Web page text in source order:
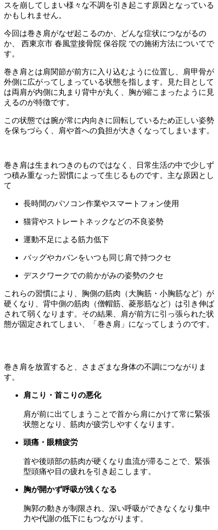
スを崩してしまい様々な不調を引き起こす原因となっている
かもしれません。
今回は巻き肩がなぜ起こるのか、どんな症状につながるの
か、 西東京市 春風堂接骨院 保谷院 での施術方法についてで
す。
巻き肩とは肩関節が前方に入り込むように位置し、肩甲骨が
外側に広がってしまっている状態を指します。見た目として
は両肩が内側に丸まり背中が丸く、胸が縮こまったように見
えるのが特徴です。
この状態では腕が常に内向きに回転しているため正しい姿勢
を保ちづらく、肩や首への負担が大きくなってしまいます。
巻き肩は生まれつきのものではなく、日常生活の中で少しず
つ積み重なった習慣によって生じるものです。主な原因とし
て
長時間のパソコン作業やスマートフォン使用
猫背やストレートネックなどの不良姿勢
運動不足による筋力低下
バッグやカバンをいつも同じ肩で持つクセ
デスクワークでの前かがみの姿勢のクセ
これらの習慣により、胸側の筋肉（大胸筋・小胸筋など）が
硬くなり、背中側の筋肉（僧帽筋、菱形筋など）は引き伸ば
されて弱くなります。その結果、肩が前方に引っ張られた状
態が固定されてしまい、「巻き肩」になってしまうのです。
巻き肩を放置すると、さまざまな身体の不調につながりま
す。
肩こり・首こりの悪化
肩が前に出てしまうことで首から肩にかけて常に緊張
状態となり、筋肉が疲労しやすくなります。
頭痛・眼精疲労
首や後頭部の筋肉が硬くなり血流が滞ることで、緊張
型頭痛や目の疲れを引き起こします。
胸が開かず呼吸が浅くなる
胸郭の動きが制限され、深い呼吸ができなくなり集中
力や代謝の低下にもつながります。